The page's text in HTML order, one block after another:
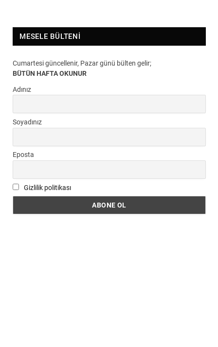
MESELE BÜLTENI
Cumartesi güncellenir, Pazar günü bülten gelir;
BÜTÜN HAFTA OKUNUR
Adınız
Soyadınız
Eposta
Gizlilik politikası